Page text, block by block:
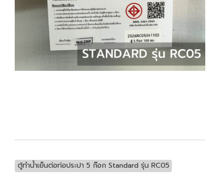
ตู้ทำน้ำเย็นต่อท่อประปา 5 ก๊อก Standard รุ่น RC05